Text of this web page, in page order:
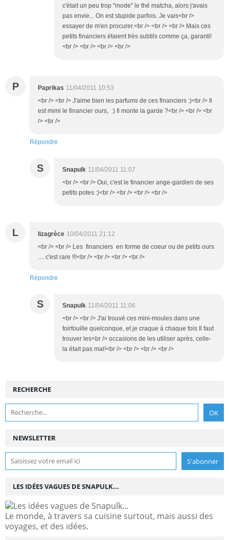
c'était un peu trop "mode" le thé matcha, alors j'avais
pas envie... On est stupide parfois. Je vais<br />
essayer de m'en procurer.<br /> <br /> <br /> Mais ces
petits financiers étaient très subtils comme ça, garanti!
<br /> <br /> <br /> <br />
P Paprikas 11/04/2011 10:53
<br /> <br /> J'aime bien les parfums de ces financiers :)<br /> Il
est mimi le financier ours, :) Il monte la garde ?<br /> <br /> <br
/> <br />
Répondre
S Snapulk 11/04/2011 11:07
<br /> <br /> Oui, c'est le financier ange-gardien de ses
petits potes :)<br /> <br /> <br /> <br />
L lizagrèce 10/04/2011 21:12
<br /> <br /> Les financiers en forme de coeur ou de petits ours
.... c'est rare !!!<br /> <br /> <br /> <br />
Répondre
S Snapulk 11/04/2011 11:06
<br /> <br /> J'ai trouvé ces mini-moules dans une
foirfouille quelconque, et je craque à chaque fois Il faut
trouver les<br /> occasions de les utiliser après, celle-
la était pas mal!<br /> <br /> <br /> <br />
NEWSLETTER
RECHERCHE
LES IDÉES VAGUES DE SNAPULK...
Le monde, à travers sa cuisine surtout, mais aussi des
voyages, et des idées.